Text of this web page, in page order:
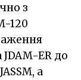
з
120
JDAM-ER до
а